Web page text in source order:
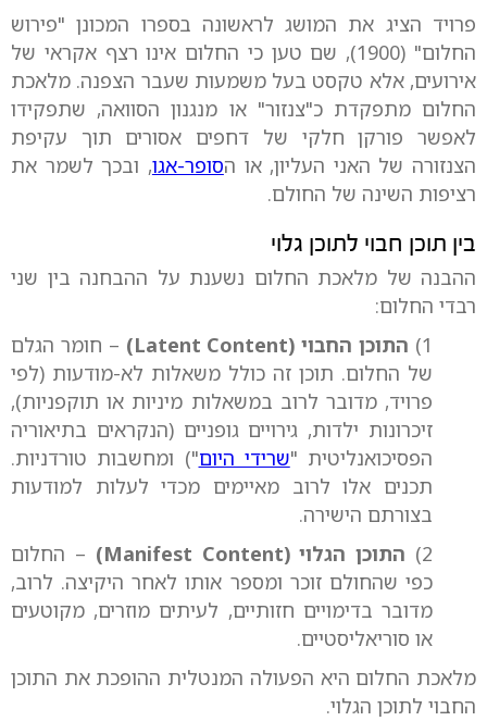
פרויד הציג את המושג לראשונה בספרו המכונן "פירוש
החלום" (1900), שם טען כי החלום אינו רצף אקראי של
אירועים, אלא טקסט בעל משמעות שעבר הצפנה. מלאכת
החלום מתפקדת כ"צנזור" או מנגנון הסוואה, שתפקידו
לאפשר פורקן חלקי של דחפים אסורים תוך עקיפת
הצנזורה של האני העליון, או הסופר-אגו, ובכך לשמר את
רציפות השינה של החולם.
בין תוכן חבוי לתוכן גלוי
ההבנה של מלאכת החלום נשענת על ההבחנה בין שני
רבדי החלום:
1) התוכן החבוי (Latent Content)
– חומר הגלם
של החלום. תוכן זה כולל משאלות לא-מודעות (לפי
פרויד, מדובר לרוב במשאלות מיניות או תוקפניות),
זיכרונות ילדות, גירויים גופניים (הנקראים בתיאוריה
הפסיכואנליטית "שרידי היום") ומחשבות טורדניות.
תכנים אלו לרוב מאיימים מכדי לעלות למודעות
בצורתם הישירה.
2)
התוכן הגלוי (Manifest Content)
– החלום
כפי שהחולם זוכר ומספר אותו לאחר היקיצה. לרוב,
מדובר בדימויים חזותיים, לעיתים מוזרים, מקוטעים
או סוריאליסטיים.
מלאכת החלום היא הפעולה המנטלית ההופכת את התוכן
החבוי לתוכן הגלוי.